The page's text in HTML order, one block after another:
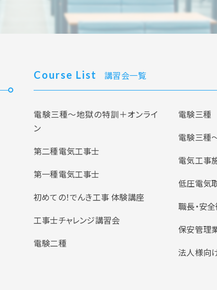
Course List 講習会一覧
電験三種～地獄の特訓＋オンライ
ン
第二種電気工事士
第一種電気工事士
初めての！でんき工事 体験講座
工事士チャレンジ講習会
電験二種
電験三種
電験三種
電気工事
低圧電気
職長・安
保安管理
法人様向